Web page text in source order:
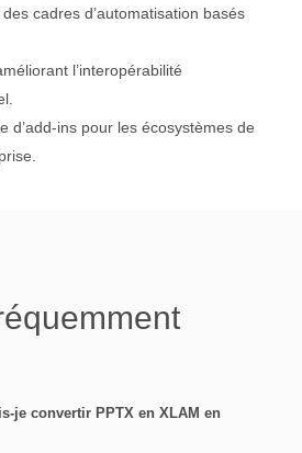
cadres d’automatisation basés
l’interopérabilité
d’add-ins pour les écosystèmes de
je convertir PPTX en XLAM en